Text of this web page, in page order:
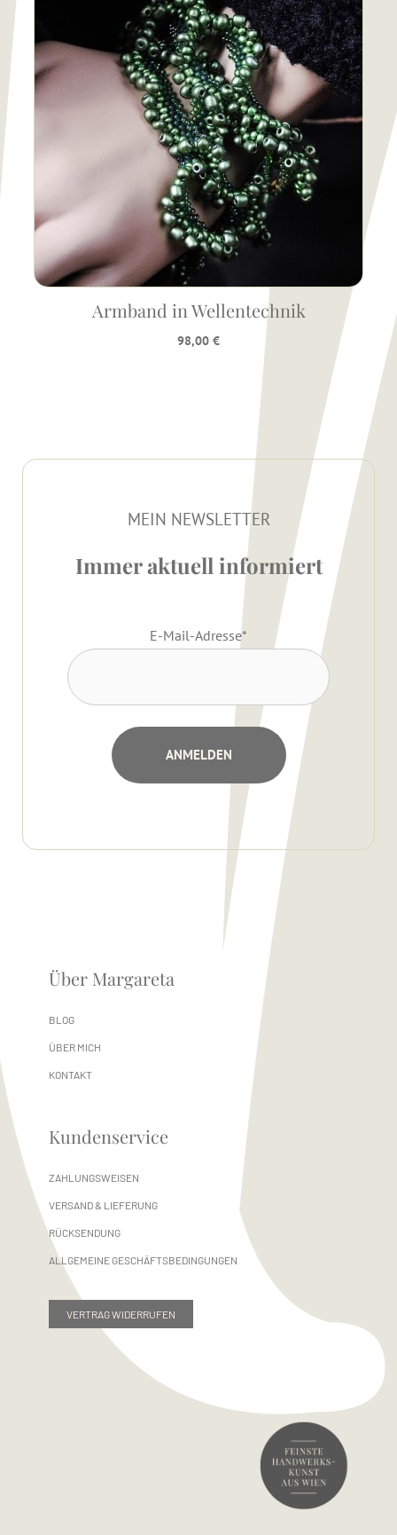
Armband in Wellentechnik
98,00 €
MEIN NEWSLETTER
Immer aktuell informiert
E-Mail-Adresse*
Über Margareta
BLOG
ÜBER MICH
KONTAKT
Kundenservice
ZAHLUNGSWEISEN
VERSAND & LIEFERUNG
RÜCKSENDUNG
ALLGEMEINE GESCHÄFTSBEDINGUNGEN
VERTRAG WIDERRUFEN